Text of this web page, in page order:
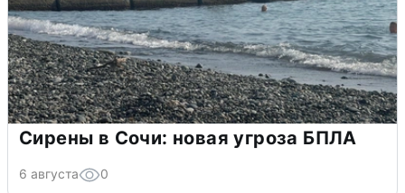
Сирены в Сочи: новая угроза БПЛА
6 августа 0